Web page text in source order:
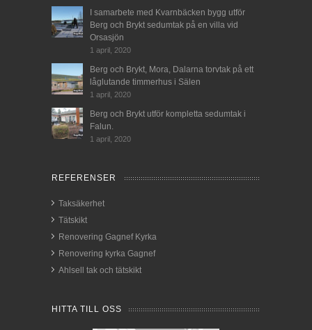
I samarbete med Kvarnbäcken bygg utför
Berg och Brykt sedumtak på en villa vid
Orsasjön
1 april, 2020
Berg och Brykt, Mora, Dalarna torvtak på ett
låglutande timmerhus i Sälen
1 april, 2020
Berg och Brykt utför kompletta sedumtak i
Falun.
1 april, 2020
REFERENSER
Taksäkerhet
Tätskikt
Renovering Gagnef Kyrka
Renovering kyrka Gagnef
Ahlsell tak och tätskikt
HITTA TILL OSS